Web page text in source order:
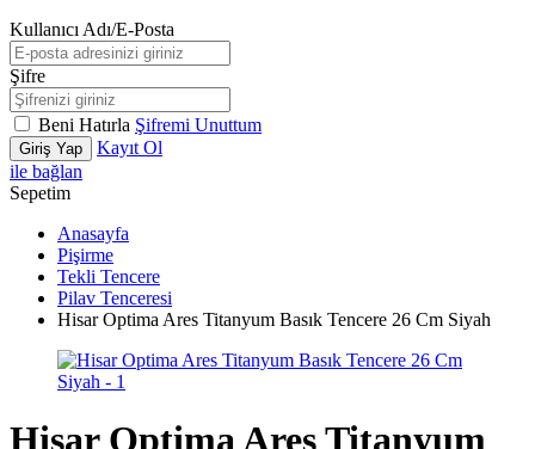
Kullanıcı Adı/E-Posta
Şifre
Beni Hatırla Şifremi Unuttum
Giriş Yap
Kayıt Ol
ile bağlan
Sepetim
Anasayfa
Pişirme
Tekli Tencere
Pilav Tenceresi
Hisar Optima Ares Titanyum Basık Tencere 26 Cm Siyah
Hisar Optima Ares Titanyum